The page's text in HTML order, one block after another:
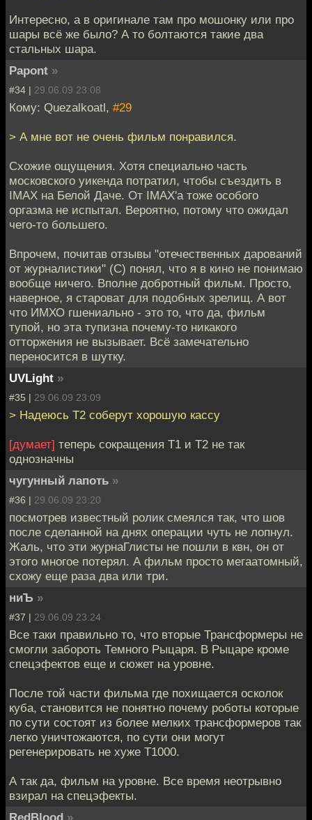
Интересно, а в оригинале там про мошонку или про
шары всё же было? А то болтаются такие два
стальных шара.
Papont »
#34 | 29.06.09 23:08
Кому: Quezalkoatl, #29
> А мне вот не очень фильм понравился.
Схожие ощущения. Хотя специально часть
московского уикенда потратил, чтобы съездить в
IMAX на Белой Даче. От IMAX'а тоже особого
оргазма не испытал. Вероятно, потому что ожидал
чего-то большего.
Впрочем, почитав отзывы "отечественных дарований
от журналистики" (С) понял, что я в кино не понимаю
вообще ничего. Вполне добротный фильм. Просто,
наверное, я староват для подобных зрелищ. А вот
что ИМХО гшениально - это то, что да, фильм
тупой, но эта тупизна почему-то никакого
отторжения не вызывает. Всё замечательно
переносится в шутку.
UVLight »
#35 | 29.06.09 23:09
> Надеюсь Т2 соберут хорошую кассу
[думает] теперь сокращения Т1 и Т2 не так
однозначны
чугунный лапоть »
#36 | 29.06.09 23:20
посмотрев известный ролик смеялся так, что шов
после сделанной на днях операции чуть не лопнул.
Жаль, что эти журнаГлисты не пошли в квн, он от
этого многое потерял. А фильм просто мегаатомный,
схожу еще раза два или три.
ниЪ »
#37 | 29.06.09 23:24
Все таки правильно то, что вторые Трансформеры не
смогли забороть Темного Рыцаря. В Рыцаре кроме
спецэфектов еще и сюжет на уровне.
После той части фильма где похищается осколок
куба, становится не понятно почему роботы которые
по сути состоят из более мелких трансформеров так
легко уничтожаются, по сути они могут
регенерировать не хуже Т1000.
А так да, фильм на уровне. Все время неотрывно
взирал на спецэфекты.